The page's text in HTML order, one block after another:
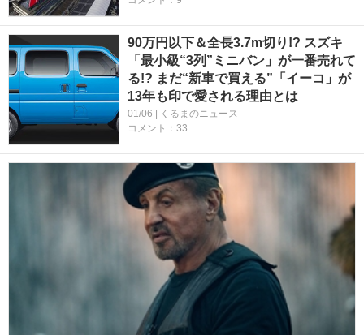
90万円以下＆全長3.7m切り!? スズキ
「最小級“3列”ミニバン」が一番売れて
る!? まだ“新車で買える”「イーコ」が
13年も印で愛される理由とは
01/06 | くるまのニュース
コメント：33